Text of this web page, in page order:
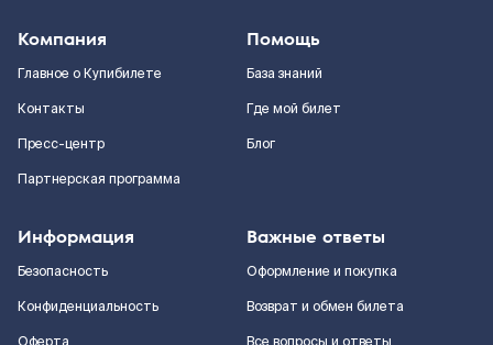
Компания
Главное о Купибилете
Контакты
Пресс-центр
Партнерская программа
Помощь
База знаний
Где мой билет
Блог
Информация
Безопасность
Конфиденциальность
Важные ответы
Оформление и покупка
Возврат и обмен билета